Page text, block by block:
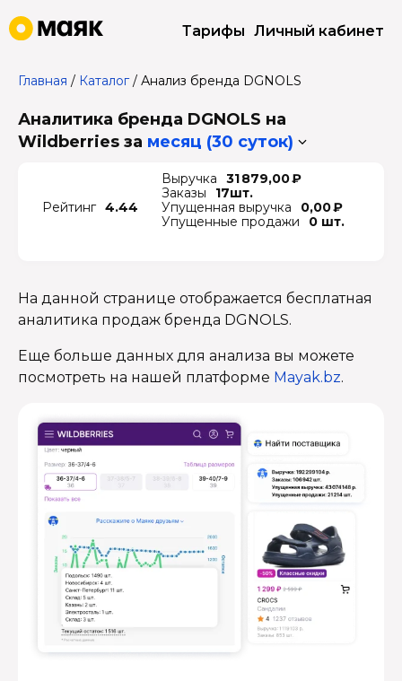
Тарифы Личный кабинет
Главная / Каталог/ Анализ бренда DGNOLS
Аналитика бренда DGNOLS на
Wildberries за месяц (30 суток)
Рейтинг 4.44
Выручка
31 879,00 ₽
Заказы
17шт.
Упущенная выручка
0,00 ₽
Упущенные продажи
0 шт.
На данной странице отображается бесплатная
аналитика продаж бренда DGNOLS.
Еще больше данных для анализа вы можете
посмотреть на нашей платформе Mayak.bz.